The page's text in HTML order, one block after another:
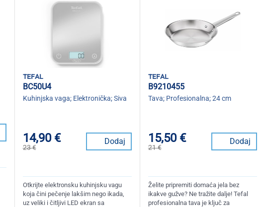
tefal
BC50U4
Kuhinjska vaga; Elektronička; Siva
14,90 €
23 €
Dodaj
Otkrijte elektronsku kuhinjsku vagu
koja čini pečenje lakšim nego ikada,
uz veliki i čitljivi LED ekran sa
tefal
B9210455
Tava; Profesionalna; 24 cm
15,50 €
21 €
Dodaj
Želite pripremiti domaća jela bez
ikakve gužve? Ne tražite dalje! Tefal
profesionalna tava je ključ za